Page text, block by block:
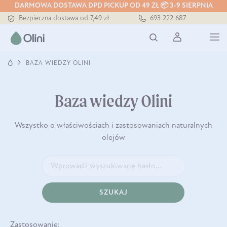
DARMOWA DOSTAWA DPD PICKUP OD 49 ZŁ 📦 3-9 SIERPNIA
Bezpieczna dostawa od 7,49 zł
Darmowa dostawa od 199 zł
693 222 687
BAZA WIEDZY OLINI
Baza wiedzy Olini
Wszystko o właściwościach i zastosowaniach naturalnych
olejów
SZUKAJ
Zastosowanie: